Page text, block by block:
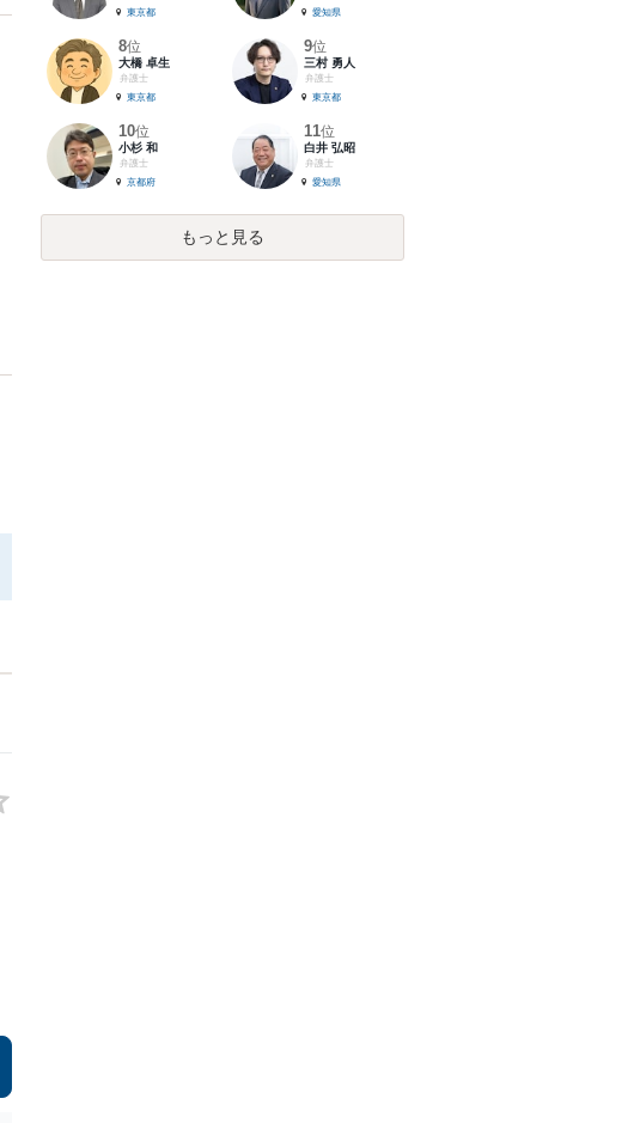
東京都
愛知県
8位
大橋 卓生
弁護士
東京都
9位
三村 勇人
弁護士
東京都
10位
小杉 和
弁護士
京都府
11位
白井 弘昭
弁護士
愛知県
もっと見る